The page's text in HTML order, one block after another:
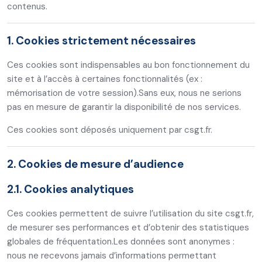
contenus.
1. Cookies strictement nécessaires
Ces cookies sont indispensables au bon fonctionnement du
site et à l’accès à certaines fonctionnalités (ex :
mémorisation de votre session).Sans eux, nous ne serions
pas en mesure de garantir la disponibilité de nos services.
Ces cookies sont déposés uniquement par csgt.fr.
2. Cookies de mesure d’audience
2.1. Cookies analytiques
Ces cookies permettent de suivre l’utilisation du site csgt.fr,
de mesurer ses performances et d’obtenir des statistiques
globales de fréquentation.Les données sont anonymes :
nous ne recevons jamais d’informations permettant